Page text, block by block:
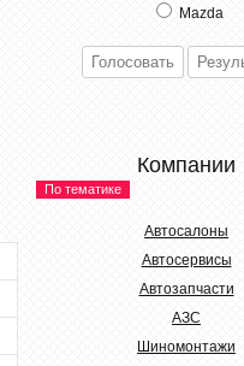
Mazda
Компании
По тематике
Автосалоны
Автосервисы
Автозапчасти
АЗС
Шиномонтажи